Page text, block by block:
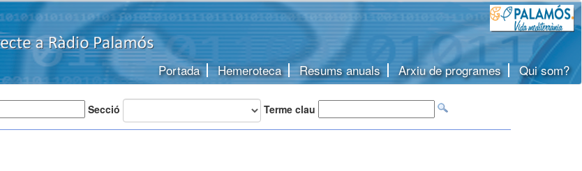
Portada Hemeroteca Resums anuals Arxiu de programes Qui som?
Secció Terme clau